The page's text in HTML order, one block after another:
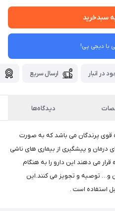
سبدخرید
در انبار ارسال سریع
دیدگاه‌ها
قوی پرندگان می باشد که به صورت
درمان و پیشگیری از بیماری های ناشی
قرار می دهند این دارو را به هنگام
و… توصیه و تجویز می کنند.این
استفاده است .